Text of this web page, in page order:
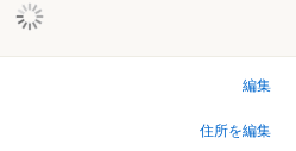
編集
住所を編集